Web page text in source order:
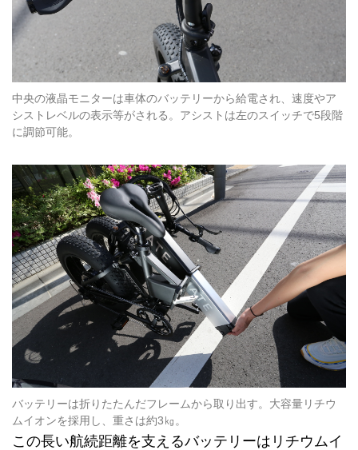
中央の液晶モニターは車体のバッテリーから給電され、速度やア
シストレベルの表示等がされる。アシストは左のスイッチで5段階
に調節可能。
バッテリーは折りたたんだフレームから取り出す。大容量リチウ
ムイオンを採用し、重さは約3㎏。
この長い航続距離を支えるバッテリーはリチウムイ